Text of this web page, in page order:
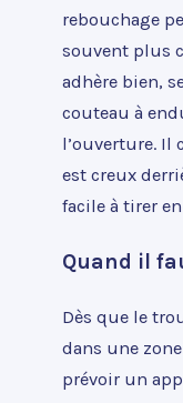
rebouchage
souvent plus
adhère bien,
couteau à
l’ouverture. Il
est creux
facile à tirer
Quand il
Dès que le
dans une
prévoir un